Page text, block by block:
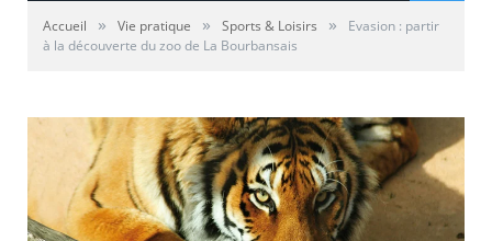
Accueil » Vie pratique » Sports & Loisirs »
Evasion : partir
à la découverte du zoo de La Bourbansais